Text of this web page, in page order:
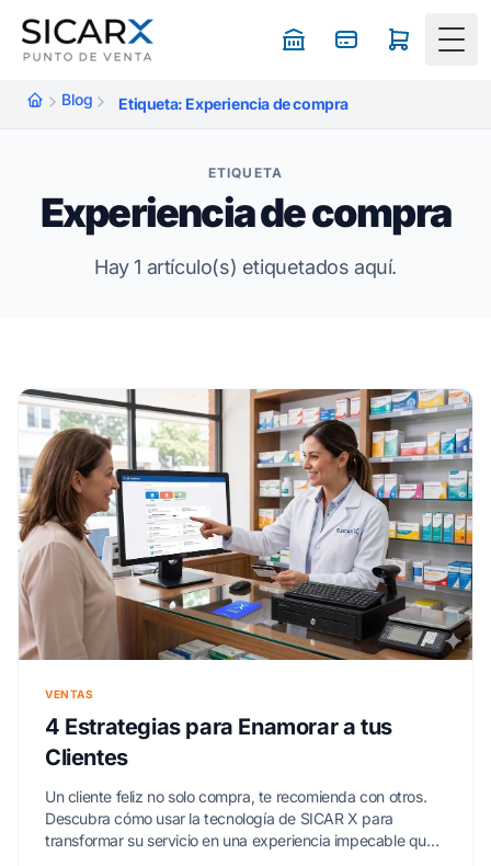
Blog Etiqueta: Experiencia de compra
ETIQUETA
Experiencia de compra
Hay 1 artículo(s) etiquetados aquí.
VENTAS
4 Estrategias para Enamorar a tus
Clientes
Un cliente feliz no solo compra, te recomienda con otros.
Descubra cómo usar la tecnología de SICAR X para
transformar su servicio en una experiencia impecable que